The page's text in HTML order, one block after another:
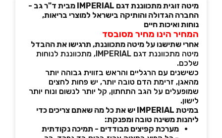
מיטה זוגית מתכווננת דגם IMPERIAL מבית ד"ר גב -
החברה הגדולה והותיקה בישראל למוצרי בריאות,
נוחות ואיכות חיים
המחיר הינו מחיר מסובסד
אחרי שתישנו על מיטה מתכווננת, תרגישו את ההבדל
מיטה מתכווננת דגם IMPERIAL, מתכווננת לנוחות
שלכם.
כשישנים עם הרגליים והראש בזווית גבוהה יותר
מהאגן, זרימת הדם טובה יותר, יש פחות לחצים
שמופעלים על הגב התחתון, קל יותר לנשום ונוח יותר
לישון.
במיטת IMPERIAL יש את כל מה שאתם צריכים כדי
ליהנות משינה טובה ומפנקת:
מערכת קפיצים מבודדים - תמיכה נקודתית